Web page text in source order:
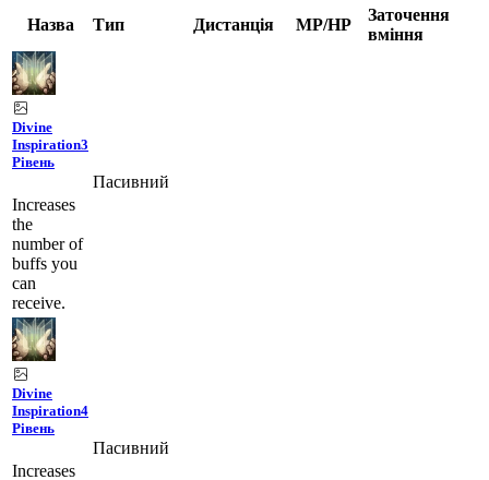
Назва Тип Дистанція MP/HP
Заточення
вміння
Divine
Inspiration3
Рівень
Increases
the
number of
buffs you
can
receive.
Пасивний
Divine
Inspiration4
Рівень
Increases
Пасивний